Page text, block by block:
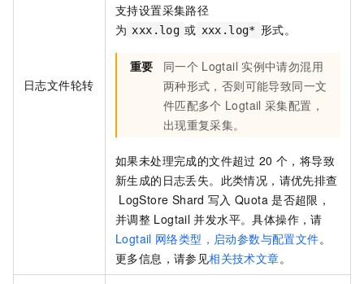
日志文件轮转
支持设置采集路径
为 xxx.log 或 xxx.log* 形式。
重要 同一个 Logtail 实例中请勿混用
两种形式，否则可能导致同一文
件匹配多个 Logtail 采集配置，
出现重复采集。
如果未处理完成的文件超过 20 个，将导致
新生成的日志丢失。此类情况，请优先排查
LogStore Shard 写入 Quota 是否超限，
并调整 Logtail 并发水平。具体操作，请
Logtail 网络类型，启动参数与配置文件。
更多信息，请参见相关技术文章。